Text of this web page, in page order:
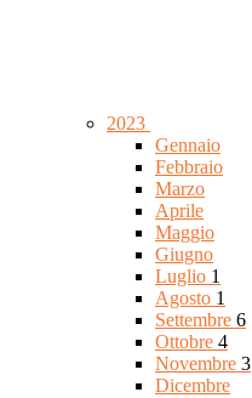
2023
Gennaio
Febbraio
Marzo
Aprile
Maggio
Giugno
Luglio 1
Agosto 1
Settembre 6
Ottobre 4
Novembre 3
Dicembre